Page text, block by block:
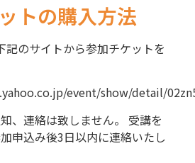
トの購入方法
記のサイトから参加チケットを
event/show/detail/
、連絡は致しません。 受講を
申込み後3日以内に連絡いたし